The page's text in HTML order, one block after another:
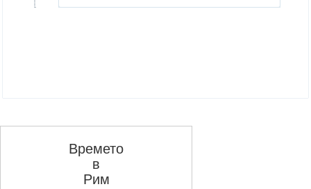
Времето
в
Рим